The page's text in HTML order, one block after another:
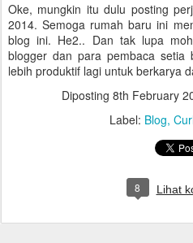
Oke, mungkin itu dulu posting
2014. Semoga rumah baru ini
blog ini. He2.. Dan tak lupa
blogger dan para pembaca
lebih produktif lagi untuk berkarya
Diposting 8th February
Label: Blog
8 Lihat